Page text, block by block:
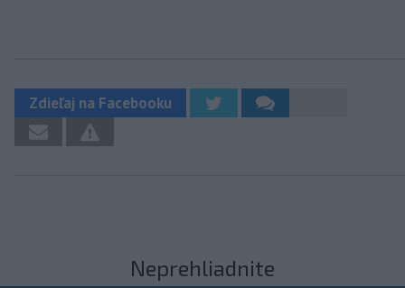
Zdieľaj na Facebooku
Neprehliadnite